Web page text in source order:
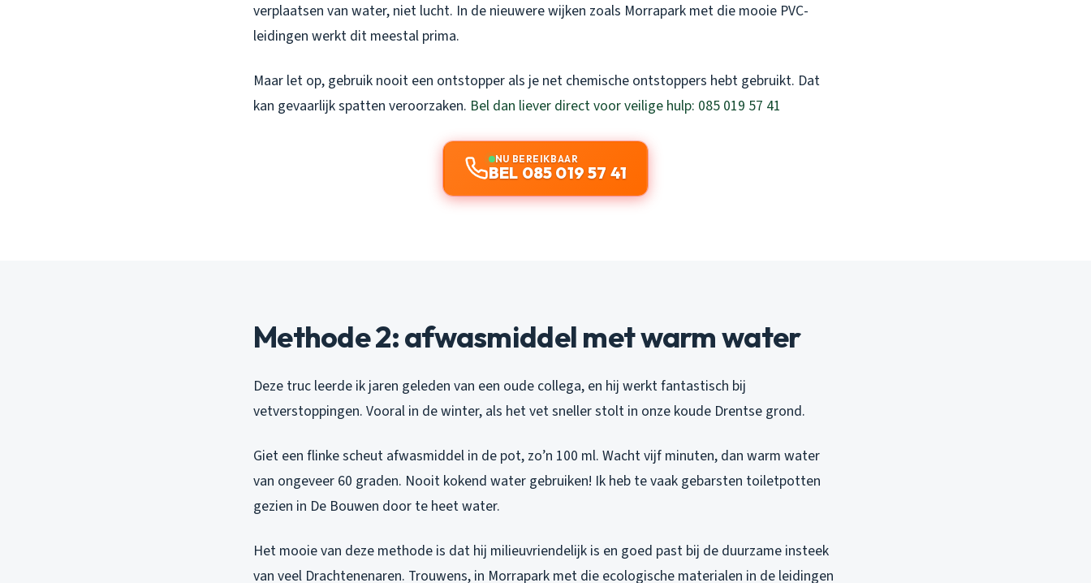
verplaatsen van water, niet lucht. In de nieuwere wijken zoals Morrapark met die mooie PVC-
leidingen werkt dit meestal prima.
Maar let op, gebruik nooit een ontstopper als je net chemische ontstoppers hebt gebruikt. Dat
kan gevaarlijk spatten veroorzaken. Bel dan liever direct voor veilige hulp: 085 019 57 41
NU BEREIKBAAR
BEL 085 019 57 41
Methode 2: afwasmiddel met warm water
Deze truc leerde ik jaren geleden van een oude collega, en hij werkt fantastisch bij
vetverstoppingen. Vooral in de winter, als het vet sneller stolt in onze koude Drentse grond.
Giet een flinke scheut afwasmiddel in de pot, zo’n 100 ml. Wacht vijf minuten, dan warm water
van ongeveer 60 graden. Nooit kokend water gebruiken! Ik heb te vaak gebarsten toiletpotten
gezien in De Bouwen door te heet water.
Het mooie van deze methode is dat hij milieuvriendelijk is en goed past bij de duurzame insteek
van veel Drachtenenaren. Trouwens, in Morrapark met die ecologische materialen in de leidingen